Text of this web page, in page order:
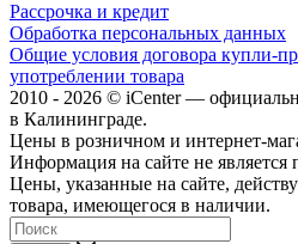
Рассрочка и кредит
Обработка персональных данных
Общие условия договора купли-
употреблении товара
2010 - 2026 © iCenter —
в Калининграде.
Цены в розничном и интернет-
Информация на сайте не является
Цены, указанные на сайте,
товара, имеющегося в наличии.